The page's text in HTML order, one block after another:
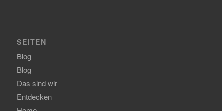
SEITEN
Blog
Blog
Das sind wir
Entdecken